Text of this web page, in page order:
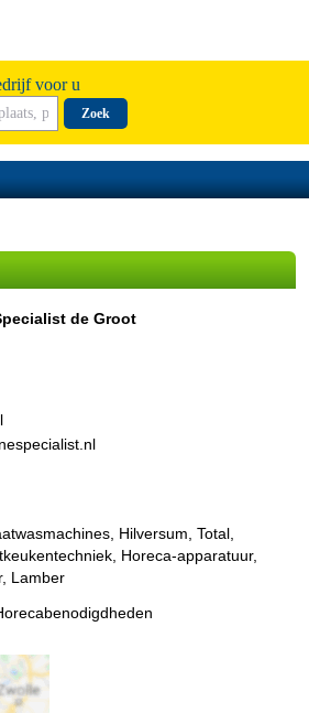
voor u
Zoek
de Groot
Hilversum, Total,
Horeca-apparatuur,
Lamber